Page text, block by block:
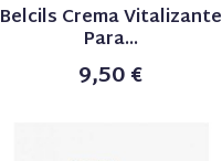
Belcils Crema Vitalizante
Para...
9,50 €